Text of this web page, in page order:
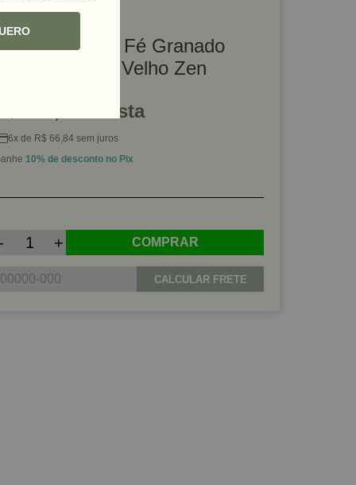
53658
Santa Fé Granado
Níquel Velho Zen
401,08 à vista
6x de R$ 66,84 sem juros
10% de desconto no Pix
+ COMPRAR
CALCULAR FRETE